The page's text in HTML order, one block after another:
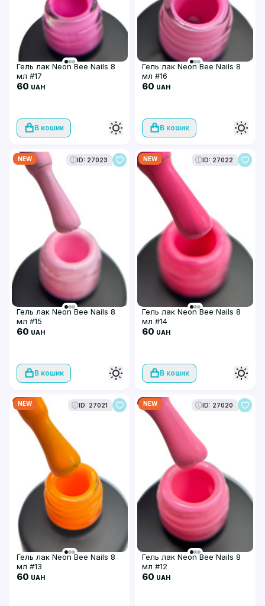
Гель лак Neon Bee Nails 8
мл #17
60 UAH
В кошик
Гель лак Neon Bee Nails 8
мл #16
60 UAH
В кошик
NEW ID: 27023
Гель лак Neon Bee Nails 8
мл #15
60 UAH
В кошик
NEW ID: 27022
Гель лак Neon Bee Nails 8
мл #14
60 UAH
В кошик
NEW ID: 27021
Гель лак Neon Bee Nails 8
мл #13
60 UAH
NEW ID: 27020
Гель лак Neon Bee Nails 8
мл #12
60 UAH